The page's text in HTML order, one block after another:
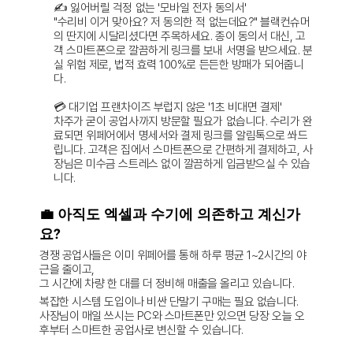
✍️ 잃어버릴 걱정 없는 '모바일 전자 동의서'
"수리비 이거 맞아요? 저 동의한 적 없는데요?" 블랙컨슈머
의 딴지에 시달리셨다면 주목하세요. 종이 동의서 대신, 고
객 스마트폰으로 깔끔하게 링크를 보내 서명을 받으세요. 분
실 위험 제로, 법적 효력 100%로 든든한 방패가 되어줍니
다.
💳 대기업 프랜차이즈 부럽지 않은 '1초 비대면 결제'
차주가 굳이 공업사까지 방문할 필요가 없습니다. 수리가 완
료되면 위페어에서 명세서와 결제 링크를 알림톡으로 쏴드
립니다. 고객은 집에서 스마트폰으로 간편하게 결제하고, 사
장님은 미수금 스트레스 없이 깔끔하게 입금받으실 수 있습
니다.
💼 아직도 엑셀과 수기에 의존하고 계신가
요?
경쟁 공업사들은 이미 위페어를 통해 하루 평균 1~2시간의 야
근을 줄이고,
그 시간에 차량 한 대를 더 정비해 매출을 올리고 있습니다.
복잡한 시스템 도입이나 비싼 단말기 구매는 필요 없습니다.
사장님이 매일 쓰시는 PC와 스마트폰만 있으면 당장 오늘 오
후부터 스마트한 공업사로 변신할 수 있습니다.